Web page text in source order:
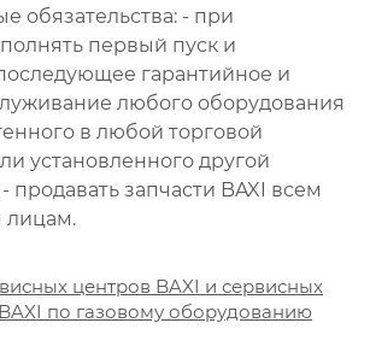
обязательства: - при
первый пуск и
гарантийное и
любого оборудования
в любой торговой
установленного другой
продавать запчасти BAXI всем
лицам.
центров BAXI и сервисных
по газовому оборудованию